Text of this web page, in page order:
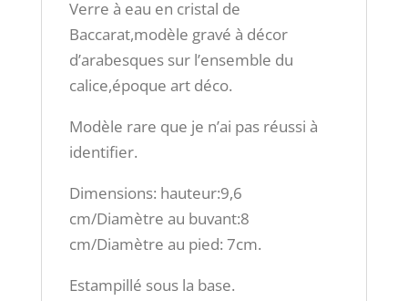
Verre à eau en cristal de
Baccarat,modèle gravé à décor
d’arabesques sur l’ensemble du
calice,époque art déco.
Modèle rare que je n’ai pas réussi à
identifier.
Dimensions: hauteur:9,6
cm/Diamètre au buvant:8
cm/Diamètre au pied: 7cm.
Estampillé sous la base.